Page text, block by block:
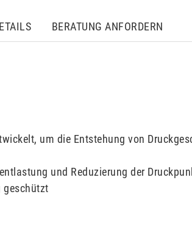
BERATUNG ANFORDERN
um die Entstehung von
und Reduzierung der
geschützt